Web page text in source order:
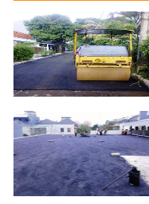
HARGA BORONG JASA ASPAL
CIREBON PER[...]